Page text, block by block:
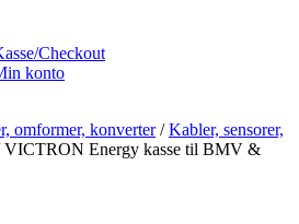
Checkout
konto
omformer, konverter/Kabler, sensorer,
Energy kasse til BMV &